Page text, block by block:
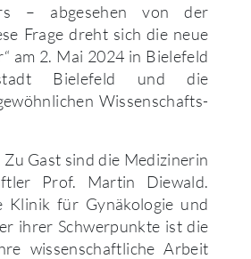
– abgesehen von der
Frage dreht sich die neue
am 2. Mai 2024 in Bielefeld
Bielefeld und die
Wissenschafts-
Zu Gast sind die Medizinerin
Prof. Martin Diewald.
Klinik für Gynäkologie und
ihrer Schwerpunkte ist die
wissenschaftliche Arbeit